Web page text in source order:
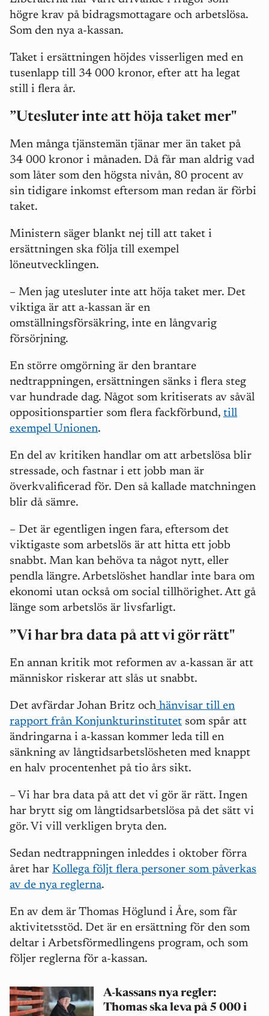
högre krav på bidragsmottagare och arbetslösa.
Som den nya a-kassan.
Taket i ersättningen höjdes visserligen med en
tusenlapp till 34 000 kronor, efter att ha legat
still i flera år.
”Utesluter inte att höja taket mer"
Men många tjänstemän tjänar mer än taket på
34 000 kronor i månaden. Då får man aldrig vad
som låter som den högsta nivån, 80 procent av
sin tidigare inkomst eftersom man redan är förbi
taket.
Ministern säger blankt nej till att taket i
ersättningen ska följa till exempel
löneutvecklingen.
– Men jag utesluter inte att höja taket mer. Det
viktiga är att a-kassan är en
omställningsförsäkring, inte en långvarig
försörjning.
En större omgörning är den brantare
nedtrappningen, ersättningen sänks i flera steg
var hundrade dag. Något som kritiserats av såväl
oppositionspartier som flera fackförbund, till
exempel Unionen.
En del av kritiken handlar om att arbetslösa blir
stressade, och fastnar i ett jobb man är
överkvalificerad för. Den så kallade matchningen
blir då sämre.
– Det är egentligen ingen fara, eftersom det
viktigaste som arbetslös är att hitta ett jobb
snabbt. Man kan behöva ta något nytt, eller
pendla längre. Arbetslöshet handlar inte bara om
ekonomi utan också om social tillhörighet. Att gå
länge som arbetslös är livsfarligt.
”Vi har bra data på att vi gör rätt"
En annan kritik mot reformen av a-kassan är att
människor riskerar att slås ut snabbt.
Det avfärdar Johan Britz och hänvisar till en
rapport från Konjunkturinstitutet som spår att
ändringarna i a-kassan kommer leda till en
sänkning av långtidsarbetslösheten med knappt
en halv procentenhet på tio års sikt.
– Vi har bra data på att det vi gör är rätt. Ingen
har brytt sig om långtidsarbetslösa på det sätt vi
gör. Vi vill verkligen bryta den.
Sedan nedtrappningen inleddes i oktober förra
året har Kollega följt flera personer som påverkas
av de nya reglerna.
En av dem är Thomas Höglund i Åre, som får
aktivitetsstöd. Det är en ersättning för den som
deltar i Arbetsförmedlingens program, och som
följer reglerna för a-kassan.
A-kassans nya regler:
Thomas ska leva på 5 000 i